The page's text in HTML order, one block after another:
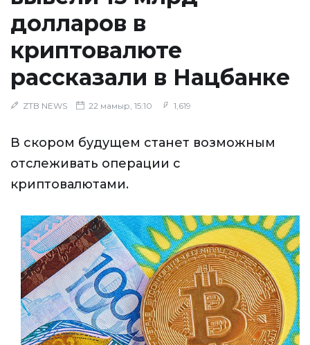
долларов в
криптовалюте
рассказали в Нацбанке
ZTB NEWS 22 мамыр, 15:10 1,619
В скором будущем станет возможным
отслеживать операции с
криптовалютами.